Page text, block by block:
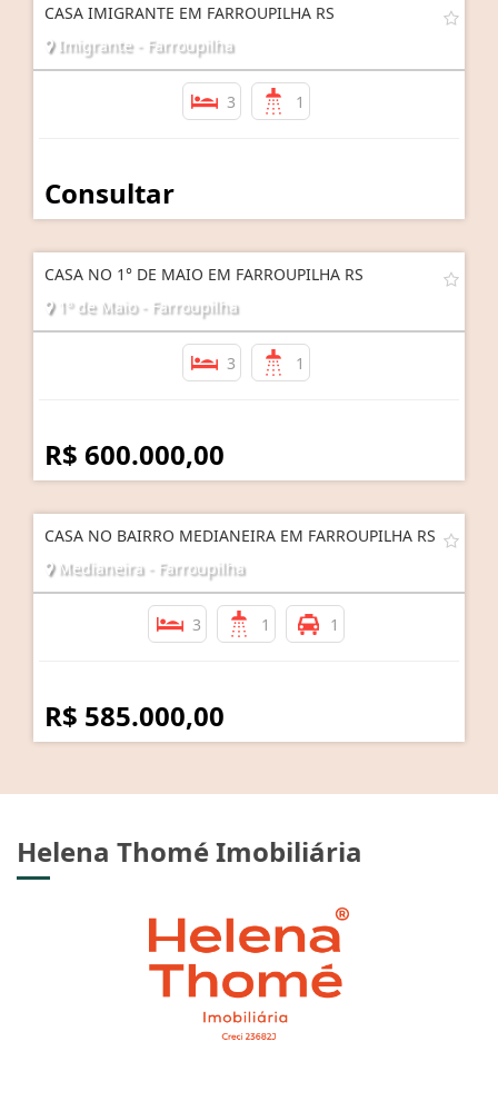
CASA IMIGRANTE EM FARROUPILHA RS
Imigrante - Farroupilha
3 1
Consultar
CASA NO 1° DE MAIO EM FARROUPILHA RS
1º de Maio - Farroupilha
3 1
R$ 600.000,00
CASA NO BAIRRO MEDIANEIRA EM FARROUPILHA RS
Medianeira - Farroupilha
3 1 1
R$ 585.000,00
Helena Thomé Imobiliária